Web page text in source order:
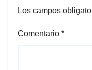
Los campos
Comentario *